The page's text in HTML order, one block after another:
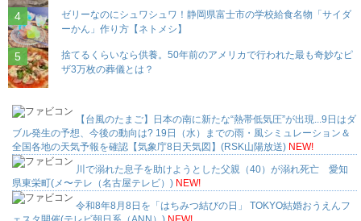
ゼリーなのにシュワシュワ！静岡県富士市の学校給食名物「サイダ
ーかん」作り方【ネトメシ】
捨てるくらいなら供養。50年前のアメリカで行われた最も奇妙なピ
ザ3万枚の葬儀とは？
【台風のたまご】日本の南に新たな“熱帯低気圧”が出現...9日はダ
ブル発生の予想、今後の動向は? 19日（水）までの雨・風シミュレーション＆
全国各地の天気予報を確認【気象庁8日天気図】(RSK山陽放送) NEW!
川で溺れた息子を助けようとした父親（40）が溺れ死亡 愛知
県東栄町(メ〜テレ（名古屋テレビ）) NEW!
令和8年8月8日を「はちみつ結びの日」 TOKYO結婚おうえんフ